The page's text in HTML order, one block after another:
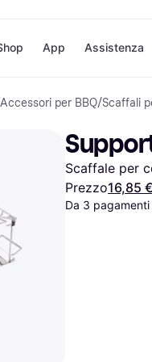
Opzioni di
Paga ora
Paga in 3 rate
Paga dopo 30 giorni
Finanziamento
Negozi
Unieuro
Media
eBay
Zalando
App Assistenza
Accessori per BBQ/Scaffali
Scaffale per
Prezzo16,85 €
Da 3